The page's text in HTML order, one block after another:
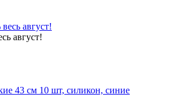
август!
43 см 10 шт, силикон, синие